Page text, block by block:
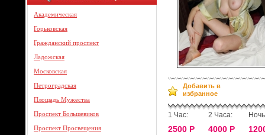
Академическая
Горьковская
Гражданский проспект
Ладожская
Московская
Петроградская
Площадь Мужества
Проспект Большевиков
Проспект Просвещения
Добавить в
избранное
1 Час:
2500 Р
2 Часа:
4000 Р